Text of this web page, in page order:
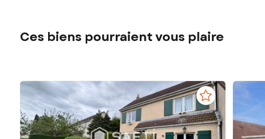
Ces biens pourraient vous plaire